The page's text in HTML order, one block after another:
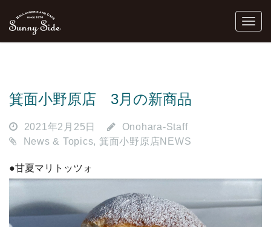
箕面小野原店 3月の新商品
2021年2月25日
Onohara-Staff
News & Topics, 箕面小野原店NEWS
●甘夏マリトッツォ